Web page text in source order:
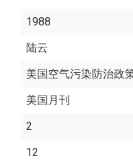
1988
陆云
美国空气污染防治政
美国月刊
2
12